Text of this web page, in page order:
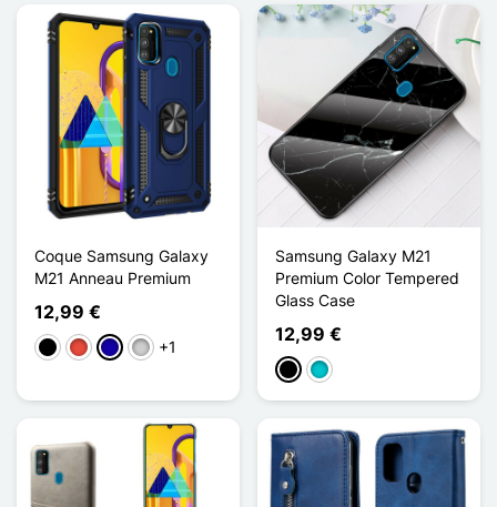
Coque Samsung Galaxy
M21 Anneau Premium
12,99 €
PretoVermelho
Azul Escuro
Prata
+1
Samsung Galaxy M21
Premium Color Tempered
Glass Case
12,99 €
PretoTurquesa